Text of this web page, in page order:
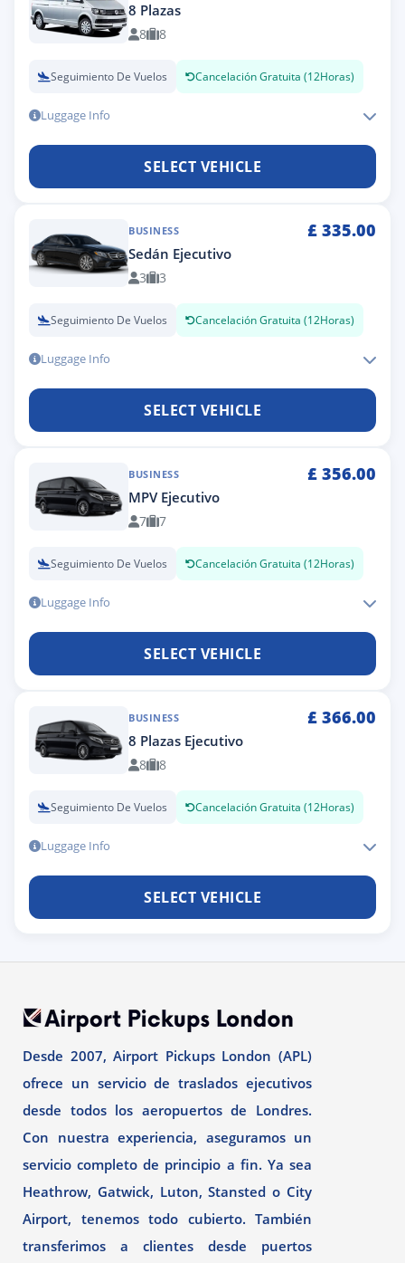
8 Plazas
8 8
Seguimiento De Vuelos Cancelación Gratuita (12Horas)
Luggage Info
SELECT VEHICLE
BUSINESS £ 335.00
Sedán Ejecutivo
3 3
Seguimiento De Vuelos Cancelación Gratuita (12Horas)
Luggage Info
SELECT VEHICLE
BUSINESS £ 356.00
MPV Ejecutivo
7 7
Seguimiento De Vuelos Cancelación Gratuita (12Horas)
Luggage Info
SELECT VEHICLE
BUSINESS £ 366.00
8 Plazas Ejecutivo
8 8
Seguimiento De Vuelos Cancelación Gratuita (12Horas)
Luggage Info
SELECT VEHICLE
Desde 2007, Airport Pickups London (APL)
ofrece un servicio de traslados ejecutivos
desde todos los aeropuertos de Londres.
Con nuestra experiencia, aseguramos un
servicio completo de principio a fin. Ya sea
Heathrow, Gatwick, Luton, Stansted o City
Airport, tenemos todo cubierto. También
transferimos a clientes desde puertos